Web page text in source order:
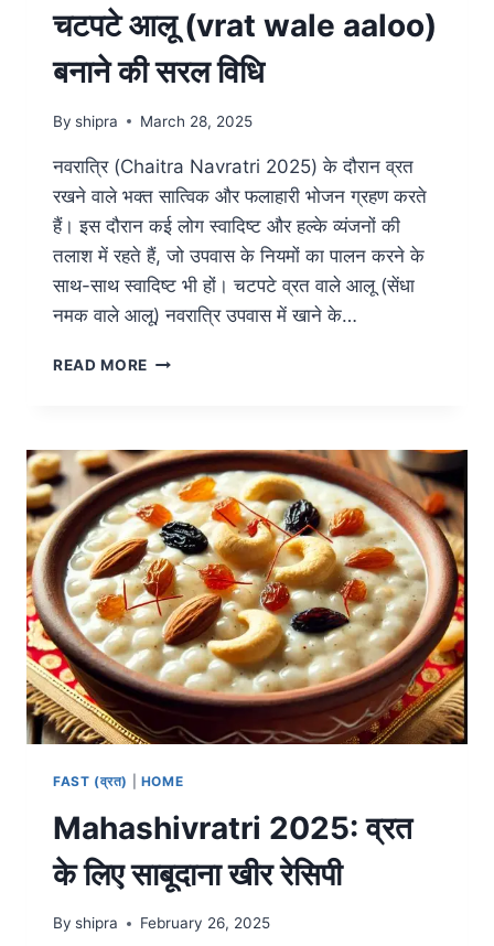
चटपटे आलू (vrat wale aaloo)
बनाने की सरल विधि
By shipra March 28, 2025
नवरात्रि (Chaitra Navratri 2025) के दौरान व्रत
रखने वाले भक्त सात्विक और फलाहारी भोजन ग्रहण करते
हैं। इस दौरान कई लोग स्वादिष्ट और हल्के व्यंजनों की
तलाश में रहते हैं, जो उपवास के नियमों का पालन करने के
साथ-साथ स्वादिष्ट भी हों। चटपटे व्रत वाले आलू (सेंधा
नमक वाले आलू) नवरात्रि उपवास में खाने के…
READ MORE
FAST (व्रत) HOME
Mahashivratri 2025: व्रत
के लिए साबूदाना खीर रेसिपी
By shipra February 26, 2025